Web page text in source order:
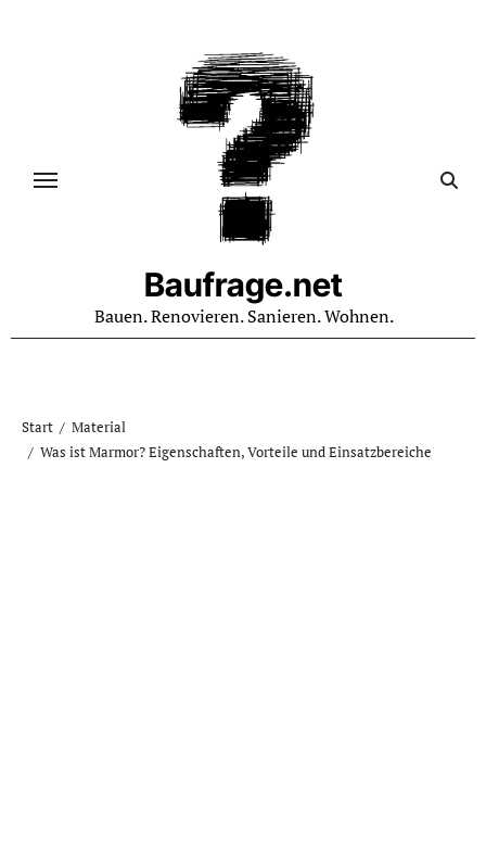
Baufrage.net
Bauen. Renovieren. Sanieren. Wohnen.
Start
Material
Was ist Marmor? Eigenschaften, Vorteile und Einsatzbereiche